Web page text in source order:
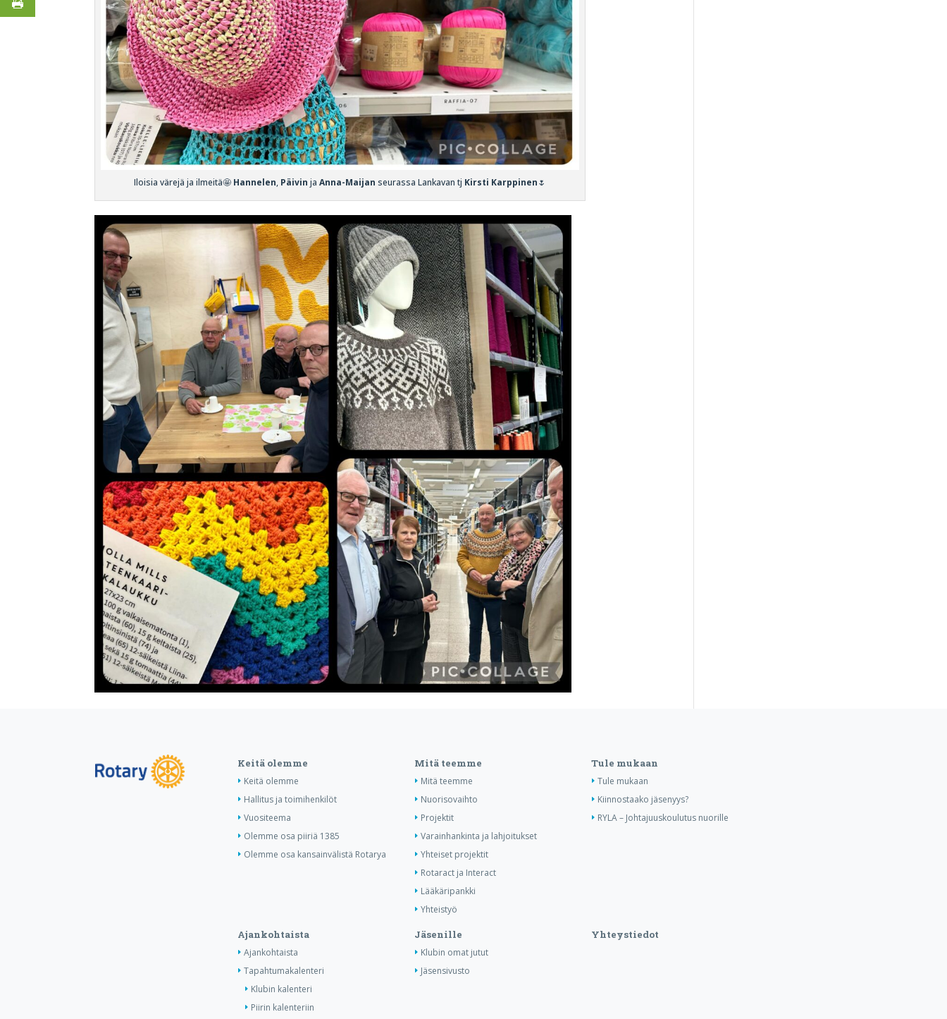
Iloisia värejä ja ilmeitä🤩 Hannelen, Päivin jaAnna-Maijan seurassa Lankavan tj Kirsti Karppinen🌷
Keitä olemme
Keitä olemme
Hallitus ja toimihenkilöt
Vuositeema
Olemme osa piiriä 1385
Olemme osa kansainvälistä Rotarya
Mitä teemme
Mitä teemme
Nuorisovaihto
Projektit
Varainhankinta ja lahjoitukset
Yhteiset projektit
Rotaract ja Interact
Lääkäripankki
Yhteistyö
Tule mukaan
Tule mukaan
Kiinnostaako jäsenyys?
RYLA – Johtajuuskoulutus nuorille
Ajankohtaista
Ajankohtaista
Tapahtumakalenteri
Klubin kalenteri
Piirin kalenteriin
Jäsenille
Klubin omat jutut
Jäsensivusto
Yhteystiedot